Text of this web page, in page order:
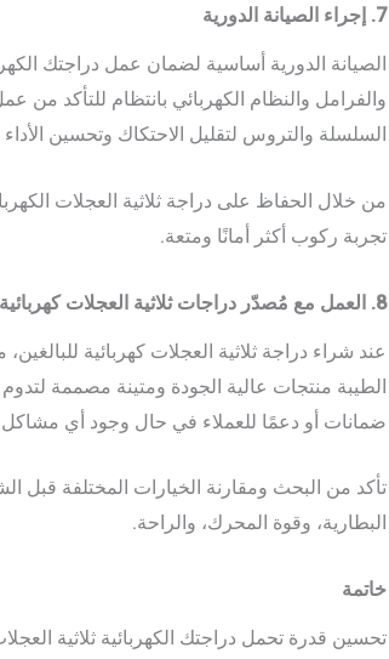
7. إجراء الصيانة الدورية
الصيانة الدورية أساسية لضمان عمل دراجتك
والفرامل والنظام الكهربائي بانتظام للتأكد
السلسلة والتروس لتقليل الاحتكاك وتحسين الأداء
من خلال الحفاظ على دراجة ثلاثية العجلات
تجربة ركوب أكثر أمانًا ومتعة.
8. العمل مع مُصدّر دراجات ثلاثية العجلات كهربائية موثوق به
عند شراء دراجة ثلاثية العجلات كهربائية
الطيبة منتجات عالية الجودة ومتينة مصممة
ضمانات أو دعمًا للعملاء في حال وجود أي
تأكد من البحث ومقارنة الخيارات المختلفة قبل
البطارية، وقوة المحرك، والراحة.
خاتمة
تحسين قدرة تحمل دراجتك الكهربائية ثلاثية